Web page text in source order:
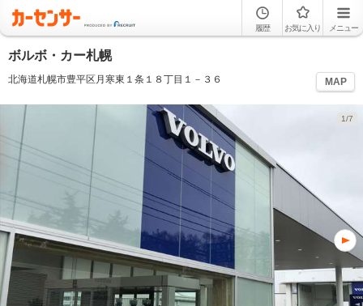
履歴 お気に入り メニュー
ボルボ・カー札幌
北海道札幌市豊平区月寒東１条１８丁目１－３６ MAP
1/7